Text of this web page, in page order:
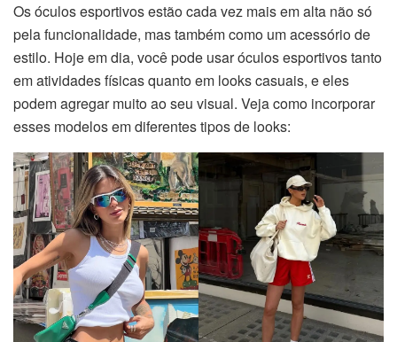
Os óculos esportivos estão cada vez mais em alta não só
pela funcionalidade, mas também como um acessório de
estilo. Hoje em dia, você pode usar óculos esportivos tanto
em atividades físicas quanto em looks casuais, e eles
podem agregar muito ao seu visual. Veja como incorporar
esses modelos em diferentes tipos de looks: